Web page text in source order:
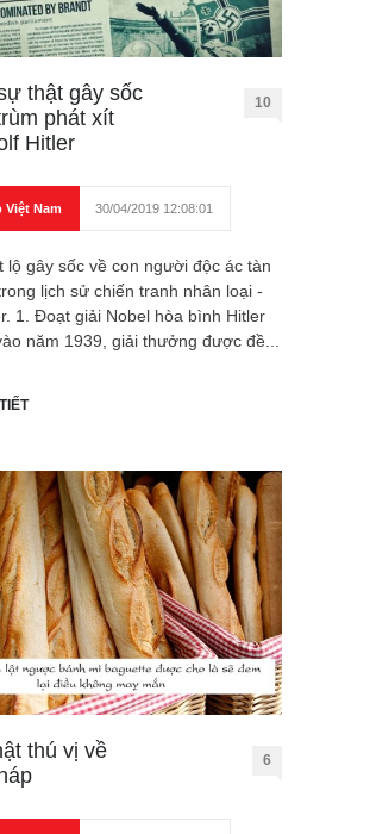
thật gây sốc
phát xít
Hitler
10
Việt Nam 30/04/2019 12:08:01
lộ gây sốc về con người độc ác tàn
lịch sử chiến tranh nhân loại -
1. Đoạt giải Nobel hòa bình Hitler
năm 1939, giải thưởng được đề...
thú vị về
6